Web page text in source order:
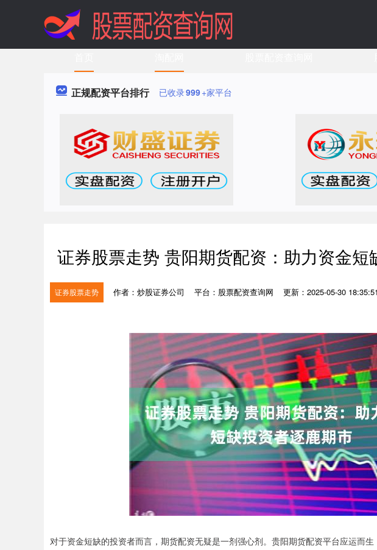
正规配资平台排行 已收录999+家平台
证券股票走势 贵阳期货配资：助力资金短
证券股票走势 作者：炒股证券公司 平台：股票配资查询网 更新：2025-05-30 18:35:51
对于资金短缺的投资者而言，期货配资无疑是一剂强心剂。贵阳期货配资平台应运而